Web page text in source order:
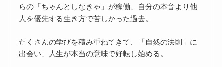
らの「ちゃんとしなきゃ」が稼働、自分の本音より他
人を優先する生き方で苦しかった過去。
たくさんの学びを積み重ねてきて、「自然の法則」に
出会い、人生が本当の意味で好転し始める。